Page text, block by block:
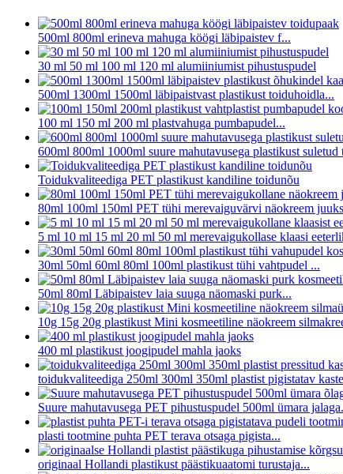
500ml 800ml erineva mahuga köögi läbipaistev f...
30 ml 50 ml 100 ml 120 ml alumiiniumist pihustuspudel
500ml 1300ml 1500ml läbipaistvast plastikust toiduhoidla...
100 ml 150 ml 200 ml plastvahuga pumbapudel...
600ml 800ml 1000ml suure mahutavusega plastikust suletud
Toidukvaliteediga PET plastikust kandiline toidunõu
80ml 100ml 150ml PET tühi merevaiguvärvi näokreem
5 ml 10 ml 15 ml 20 ml 50 ml merevaigukollase klaasi
30ml 50ml 60ml 80ml 100ml plastikust tühi vahtpudel ...
50ml 80ml Läbipaistev laia suuga näomaski purk...
10g 15g 20g plastikust Mini kosmeetiline näokreem
400 ml plastikust joogipudel mahla jaoks
toidukvaliteediga 250ml 300ml 350ml plastist pigistatav
Suure mahutavusega PET pihustuspudel 500ml ümara
plasti tootmine puhta PET terava otsaga pigista...
originaal Hollandi plastikust päästikuaatomi turustaja...